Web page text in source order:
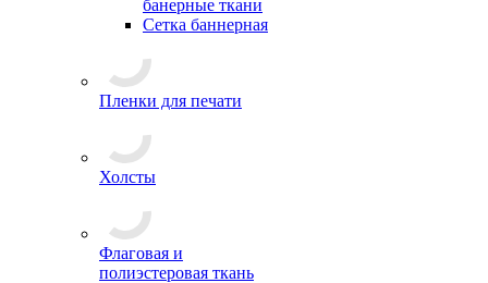
банерные ткани
Сетка баннерная
Пленки для печати
Холсты
Флаговая и
полиэстеровая ткань